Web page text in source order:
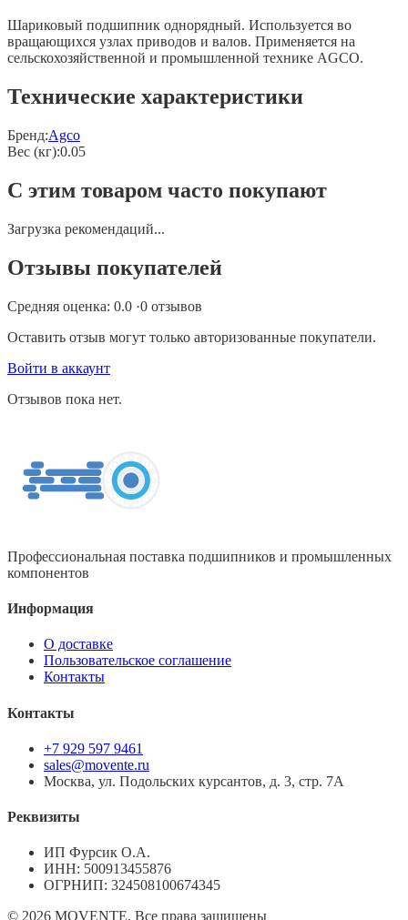
Шариковый подшипник однорядный. Используется во
вращающихся узлах приводов и валов. Применяется на
сельскохозяйственной и промышленной технике AGCO.
Технические характеристики
Бренд:Agco
Вес (кг):0.05
С этим товаром часто покупают
Загрузка рекомендаций...
Отзывы покупателей
Средняя оценка: 0.0 ·0 отзывов
Оставить отзыв могут только авторизованные покупатели.
Войти в аккаунт
Отзывов пока нет.
Профессиональная поставка подшипников и промышленных
компонентов
Информация
О доставке
Пользовательское соглашение
Контакты
Контакты
+7 929 597 9461
sales@movente.ru
Москва, ул. Подольских курсантов, д. 3, стр. 7А
Реквизиты
ИП Фурсик О.А.
ИНН: 500913455876
ОГРНИП: 324508100674345
© 2026 MOVENTE. Все права защищены